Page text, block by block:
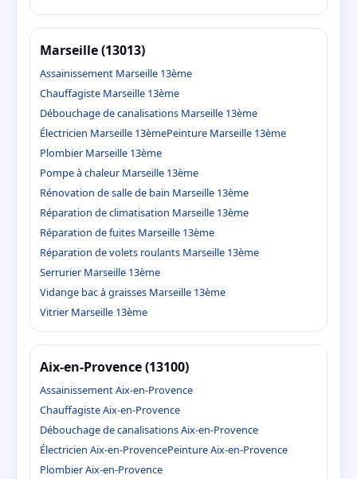
Marseille (13013)
Assainissement Marseille 13ème
Chauffagiste Marseille 13ème
Débouchage de canalisations Marseille 13ème
Électricien Marseille 13èmePeinture Marseille 13ème
Plombier Marseille 13ème
Pompe à chaleur Marseille 13ème
Rénovation de salle de bain Marseille 13ème
Réparation de climatisation Marseille 13ème
Réparation de fuites Marseille 13ème
Réparation de volets roulants Marseille 13ème
Serrurier Marseille 13ème
Vidange bac à graisses Marseille 13ème
Vitrier Marseille 13ème
Aix-en-Provence (13100)
Assainissement Aix-en-Provence
Chauffagiste Aix-en-Provence
Débouchage de canalisations Aix-en-Provence
Électricien Aix-en-ProvencePeinture Aix-en-Provence
Plombier Aix-en-Provence